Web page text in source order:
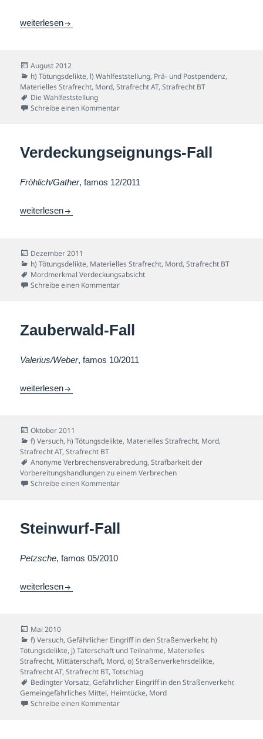
Austauschbarer Mord-Fall
weiterlesen
Veröffentlicht
am
August 2012
Kategorien
h) Tötungsdelikte, l) Wahlfeststellung, Prä- und Postpendenz,
Materielles Strafrecht, Mord,Strafrecht AT,Strafrecht BT
Schlagwörter
Die Wahlfeststellung
Schreibe einen Kommentarzu Austauschbarer Mord-Fall
Verdeckungseignungs-Fall
Fröhlich/Gather, famos 12/2011
Verdeckungseignungs-Fall
weiterlesen
Veröffentlicht
am
Dezember 2011
Kategorien
h) Tötungsdelikte, Materielles Strafrecht, Mord,Strafrecht BT
Schlagwörter
Mordmerkmal Verdeckungsabsicht
Schreibe einen Kommentarzu Verdeckungseignungs-Fall
Zauberwald-Fall
Valerius/Weber, famos 10/2011
Zauberwald-Fall
weiterlesen
Veröffentlicht
am
Oktober 2011
Kategorien
f) Versuch, h) Tötungsdelikte, Materielles Strafrecht, Mord,
Strafrecht AT,Strafrecht BT
Schlagwörter
Anonyme Verbrechensverabredung,Strafbarkeit der
Vorbereitungshandlungen zu einem Verbrechen
Schreibe einen Kommentarzu Zauberwald-Fall
Steinwurf-Fall
Petzsche, famos 05/2010
Steinwurf-Fall
weiterlesen
Veröffentlicht
am
Mai 2010
Kategorien
f) Versuch,Gefährlicher Eingriff in den Straßenverkehr, h)
Tötungsdelikte, j) Täterschaft und Teilnahme, Materielles
Strafrecht, Mittäterschaft, Mord,o) Straßenverkehrsdelikte,
Strafrecht AT,Strafrecht BT,Totschlag
Schlagwörter
Bedingter Vorsatz,Gefährlicher Eingriff in den Straßenverkehr,
Gemeingefährliches Mittel, Heimtücke, Mord
Schreibe einen Kommentarzu Steinwurf-Fall